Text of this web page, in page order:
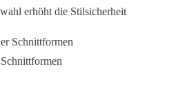
erhöht die Stilsicherheit